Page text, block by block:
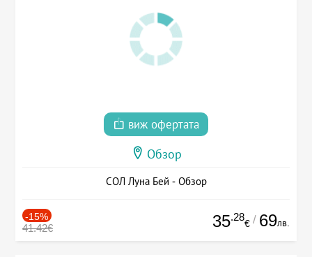
виж офертата
Обзор
СОЛ Луна Бей - Обзор
-15%
41.42€ 35.28
€ / 69лв.